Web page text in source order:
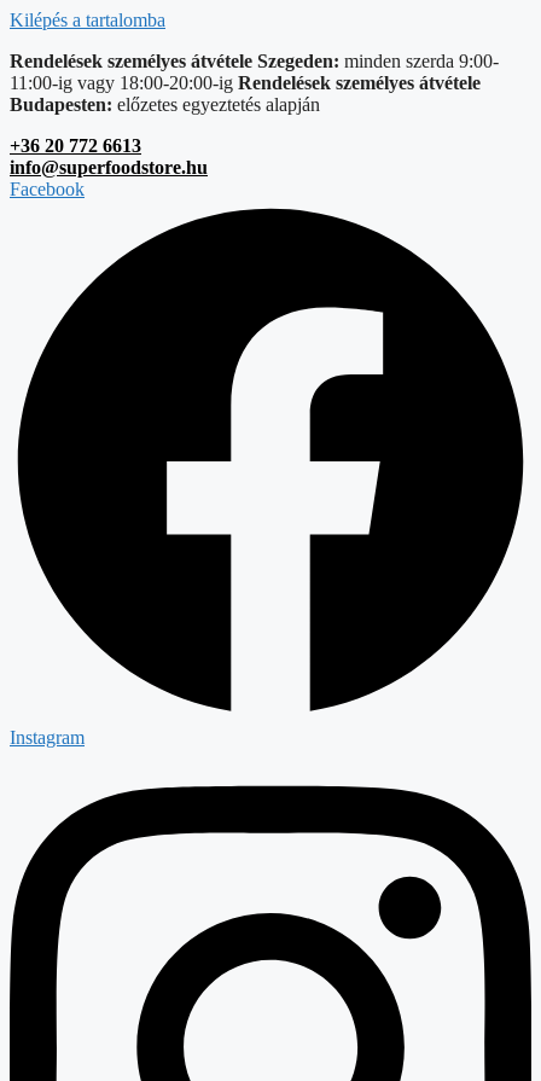
Kilépés a tartalomba
Rendelések személyes átvétele Szegeden: minden szerda 9:00-
11:00-ig vagy 18:00-20:00-ig Rendelések személyes átvétele
Budapesten: előzetes egyeztetés alapján
+36 20 772 6613
info@superfoodstore.hu
Facebook
Instagram